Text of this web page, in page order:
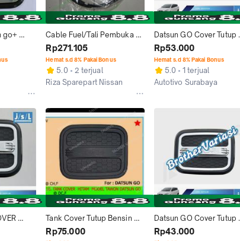
go+
tutup
Cable Fuel/Tali Pembuka
Tutup Tangki Bensin Datsun
Go/Go+/Cross Original
Rp271.105
Hemat s.d 8% Pakai Bonus
5.0
2 terjual
Riza Sparepart Nissan
Datsun GO Cover Tutup
Bensin JSL/Tank Cover
Sporty Chrome
Rp53.000
Hemat s.d 8% Pakai Bonus
5.0
1 terjual
Autotivo Surabaya
Tank Cover Tutup Bensin
Mobil NISSAN DATSUN GO
Rp75.000
Datsun GO Cover Tutup
Bensin Tank Cover Luxury
Rp43.000